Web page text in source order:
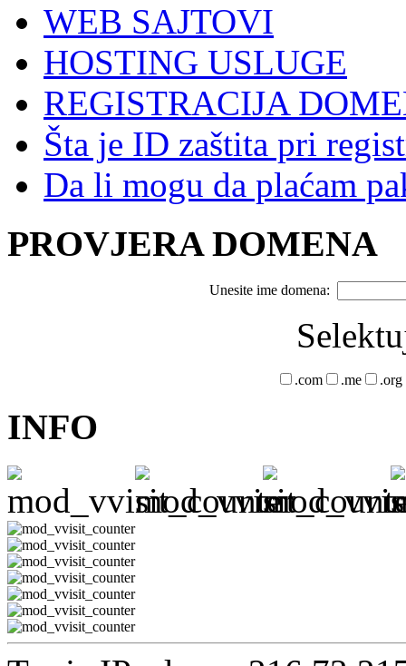
WEB SAJTOVI
HOSTING USLUGE
REGISTRACIJA
Šta je ID zaštita pri
Da li mogu da plaćam
PROVJERA DOMENA
Unesite ime domena:
.com .me .org
INFO